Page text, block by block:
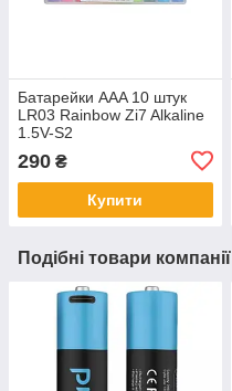
Батарейки AAA 10 штук
LR03 Rainbow Zi7 Alkaline
1.5V-S2
290 ₴
Купити
Подібні товари компанії